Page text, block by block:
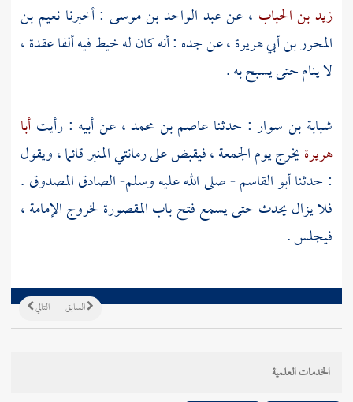
زيد بن الحباب ، عنعبد الواحد بن موسى : أخبرنانعيم بن
المحرر بن أبي هريرة، عن جده : أنه كان له خيط فيه ألفا عقدة ،
لا ينام حتى يسبح به .
شبابة بن سوار : حدثنا عاصم بن محمد، عن أبيه : رأيت أبا
هريرةيخرج يوم الجمعة ، فيقبض على رمانتي المنبر قائما ، ويقول
: حدثنا أبو القاسم - صلى الله عليه وسلم- الصادق المصدوق .
فلا يزال يحدث حتى يسمع فتح باب المقصورة لخروج الإمامة ،
فيجلس .
التالي السابق
الخدمات العلمية